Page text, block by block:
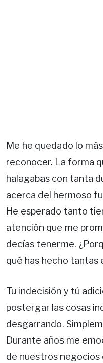
Me he quedado lo
reconocer. La forma
halagabas con tanta
acerca del hermoso
He esperado tanto
atención que me
decías tenerme.
qué has hecho tantas
Tu indecisión y tú
postergar las cosas
desgarrando.
Durante años me
de nuestros negocios